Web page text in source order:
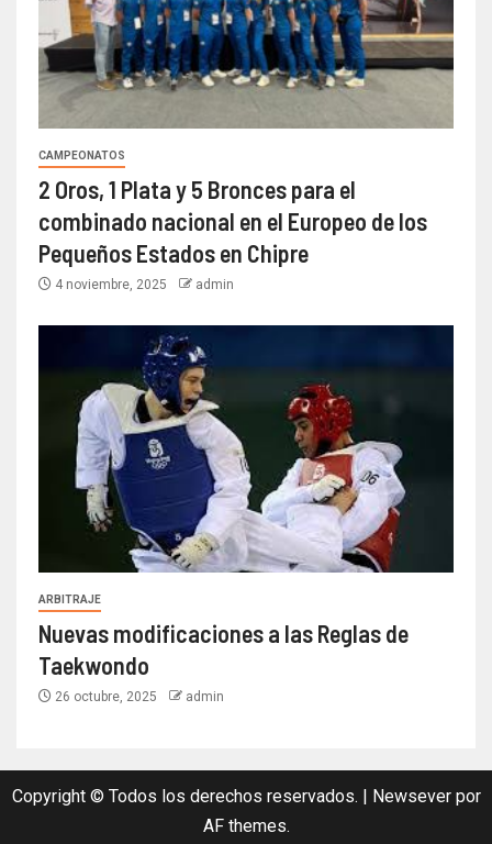
CAMPEONATOS
2 Oros, 1 Plata y 5 Bronces para el
combinado nacional en el Europeo de los
Pequeños Estados en Chipre
4 noviembre, 2025 admin
ARBITRAJE
Nuevas modificaciones a las Reglas de
Taekwondo
26 octubre, 2025 admin
Copyright © Todos los derechos reservados. | Newseverpor
AF themes.